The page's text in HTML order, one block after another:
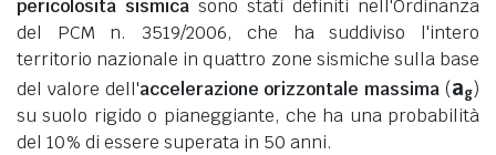
pericolosità sismica sono stati definiti nell'Ordinanza
del PCM n. 3519/2006, che ha suddiviso l'intero
territorio nazionale in quattro zone sismiche sulla base
del valore dell'accelerazione orizzontale massima (ag)
su suolo rigido o pianeggiante, che ha una probabilità
del 10% di essere superata in 50 anni.